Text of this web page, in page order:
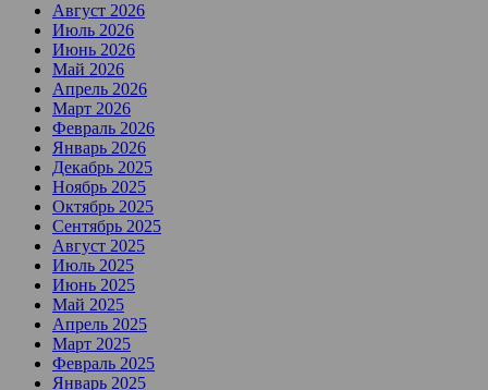
Август 2026
Июль 2026
Июнь 2026
Май 2026
Апрель 2026
Март 2026
Февраль 2026
Январь 2026
Декабрь 2025
Ноябрь 2025
Октябрь 2025
Сентябрь 2025
Август 2025
Июль 2025
Июнь 2025
Май 2025
Апрель 2025
Март 2025
Февраль 2025
Январь 2025